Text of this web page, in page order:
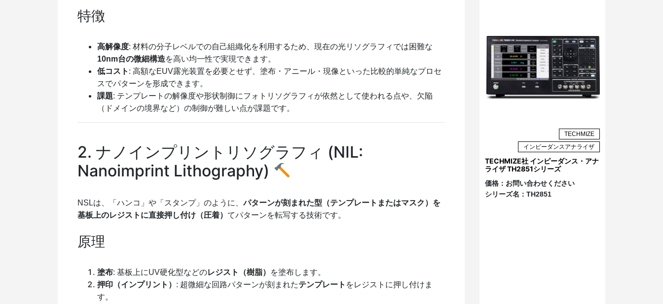
特徴
高解像度: 材料の分子レベルでの自己組織化を利用するため、現在の光リソグラフィでは困難な
10nm台の微細構造を高い均一性で実現できます。
低コスト : 高額なEUV露光装置を必要とせず、塗布・アニール・現像といった比較的単純なプロセ
スでパターンを形成できます。
課題: テンプレートの解像度や形状制御にフォトリソグラフィが依然として使われる点や、欠陥
（ドメインの境界など）の制御が難しい点が課題です。
2. ナノインプリントリソグラフィ (NIL:
Nanoimprint Lithography)
NSLは、「ハンコ」や「スタンプ」のように、パターンが刻まれた型（テンプレートまたはマスク）を
基板上のレジストに直接押し付け（圧着） てパターンを転写する技術です。
原理
塗布: 基板上にUV硬化型などのレジスト（樹脂）
を塗布します。
押印（インプリント） : 超微細な回路パターンが刻まれたテンプレート をレジストに押し付けま
す。
TECHMIZE
インピーダンスアナライザ
TECHMIZE社 インピーダンス・アナ
ライザ TH2851シリーズ
価格： お問い合わせください
シリーズ名： TH2851